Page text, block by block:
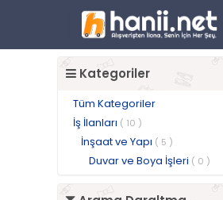
Kategoriler
Tüm Kategoriler
İş İlanları ( 10 )
İnşaat ve Yapı ( 5 )
Duvar ve Boya İşleri ( 0 )